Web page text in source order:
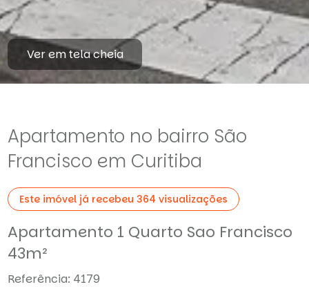
Ver em tela cheia
Apartamento no bairro São
Francisco em Curitiba
Este imóvel já recebeu 364 visualizações
Apartamento 1 Quarto Sao Francisco
43m²
Referência: 4179